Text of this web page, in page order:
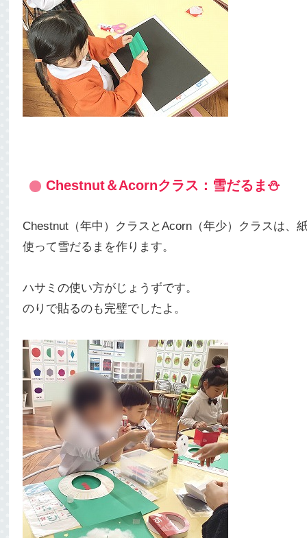
Chestnut＆Acornクラス：雪だるま⛄
Chestnut（年中）クラスとAcorn（年少）クラスは、
使って雪だるまを作ります。
ハサミの使い方がじょうずです。
のりで貼るのも完璧でしたよ。